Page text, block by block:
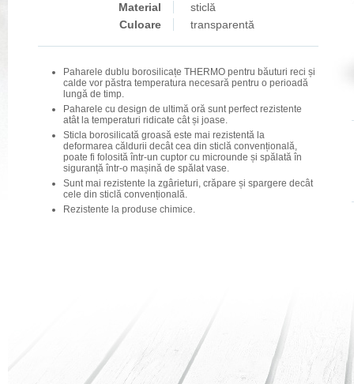
Material
sticlă
Culoare
transparentă
Paharele dublu borosilicațe THERMO pentru băuturi reci și
calde vor păstra temperatura necesară pentru o perioadă
lungă de timp.
Paharele cu design de ultimă oră sunt perfect rezistente
atât la temperaturi ridicate cât și joase.
Sticla borosilicată groasă este mai rezistentă la
deformarea căldurii decât cea din sticlă convențională,
poate fi folosită într-un cuptor cu microunde și spălată în
siguranță într-o mașină de spălat vase.
Sunt mai rezistente la zgârieturi, crăpare și spargere decât
cele din sticlă convențională.
Rezistente la produse chimice.